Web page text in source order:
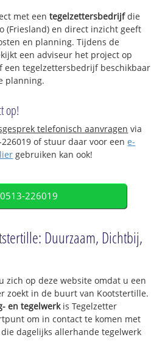
met eentegelzettersbedrijfdie
(Friesland) en direct inzicht geeft
en planning. Tijdens de
een adviseur het project op
een tegelzettersbedrijf beschikbaar
planning.
op!
telefonisch aanvragen via
of stuur daar voor eene-
gebruiken kan ook!
0513-226019
Duurzaam, Dichtbij,
zich op deze website omdat u een
zoekt in de buurt van Kootstertille.
en tegelwerkis Tegelzetter
om in contact te komen met
dagelijks allerhande tegelwerk